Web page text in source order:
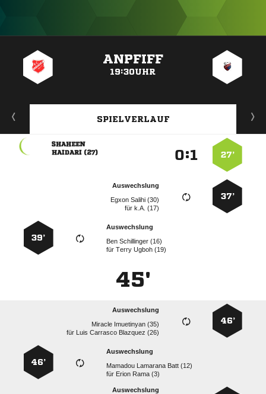
ANPFIFF
19:30UHR
SPIELVERLAUF
27’
:

 
37’
Auswechslung
  
fürk.A. (17)
Auswechslung
  
für  
39’
45'
46’
Auswechslung
  
für    
Auswechslung
   
für   
46’
Auswechslung